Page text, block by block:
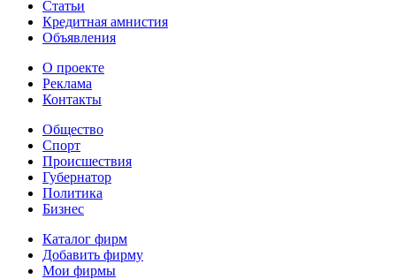
Статьи
Кредитная амнистия
Объявления
О проекте
Реклама
Контакты
Общество
Спорт
Происшествия
Губернатор
Политика
Бизнес
Каталог фирм
Добавить фирму
Мои фирмы